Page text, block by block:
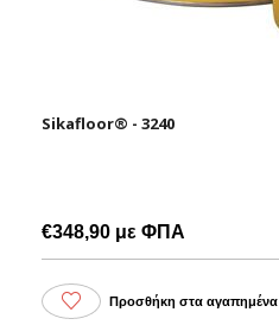
Sikafloor® - 3240
€348,90 με ΦΠΑ
Προσθήκη στα αγαπημένα